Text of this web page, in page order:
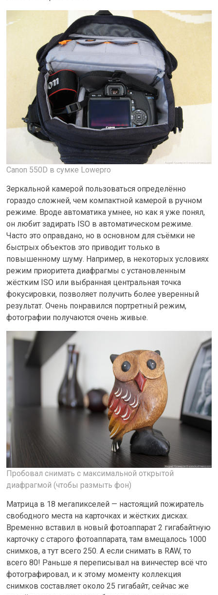
Canon 550D в сумке Lowepro
Зеркальной камерой пользоваться определённо
гораздо сложней, чем компактной камерой в ручном
режиме. Вроде автоматика умнее, но как я уже понял,
он любит задирать ISO в автоматическом режиме.
Часто это оправдано, но в основном для съёмки не
быстрых объектов это приводит только в
повышенному шуму. Например, в некоторых условиях
режим приоритета диафрагмы с установленным
жёстким ISO или выбранная центральная точка
фокусировки, позволяет получить более уверенный
результат. Очень понравился портретный режим,
фотографии получаются очень живые.
Пробовал снимать с максимальной открытой
диафрагмой (чтобы размыть фон)
Матрица в 18 мегапикселей — настоящий пожиратель
свободного места на карточках и жёстких дисках.
Временно вставил в новый фотоаппарат 2 гигабайтную
карточку с старого фотоаппарата, там вмещалось 1000
снимков, а тут всего 250. А если снимать в RAW, то
всего 80! Раньше я переписывал на винчестер всё что
фотографировал, и к этому моменту коллекция
снимков составляет около 25 гигабайт, сейчас же